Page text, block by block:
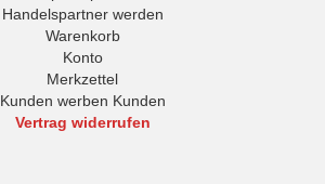
Handelspartner werden
Warenkorb
Konto
Merkzettel
Kunden werben Kunden
Vertrag widerrufen